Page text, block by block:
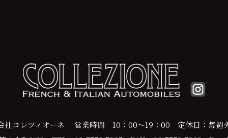
社コレツィオーネ 営業時間 10：00～19：00 定休日：毎週